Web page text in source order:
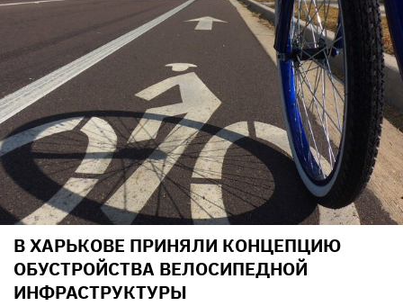
В ХАРЬКОВЕ ПРИНЯЛИ КОНЦЕПЦИЮ
ОБУСТРОЙСТВА ВЕЛОСИПЕДНОЙ
ИНФРАСТРУКТУРЫ